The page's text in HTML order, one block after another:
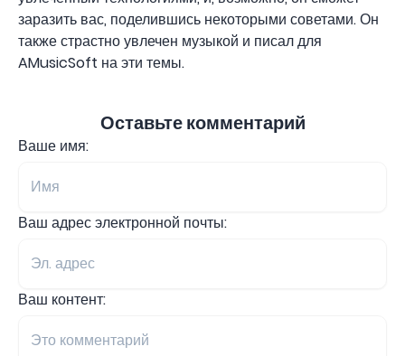
заразить вас, поделившись некоторыми советами. Он
также страстно увлечен музыкой и писал для
AMusicSoft на эти темы.
Оставьте комментарий
Ваше имя:
Ваш адрес электронной почты:
Ваш контент: